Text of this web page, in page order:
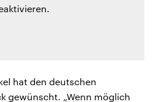
hat den deutschen
gewünscht. „Wenn möglich